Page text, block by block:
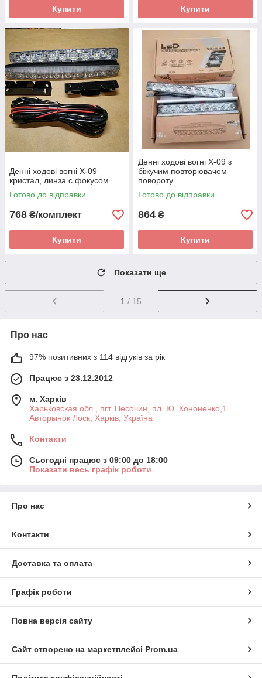
Купити Купити
Денні ходові вогні X-09
кристал, линза с фокусом
Готово до відправки
768 ₴/комплект
Купити
Денні ходові вогні X-09 з
біжучим повторювачем
повороту
Готово до відправки
864 ₴
Купити
Показати ще
1 / 15
Про нас
97% позитивних з 114 відгуків за рік
Працює з 23.12.2012
м. Харків
Харьковская обл., пгт. Песочин, пл. Ю. Кононенко,1
Авторынок Лоск, Харків, Україна
Контакти
Сьогодні працює з 09:00 до 18:00
Показати весь графік роботи
Про нас
Контакти
Доставка та оплата
Графік роботи
Повна версія сайту
Сайт створено на маркетплейсі Prom.ua